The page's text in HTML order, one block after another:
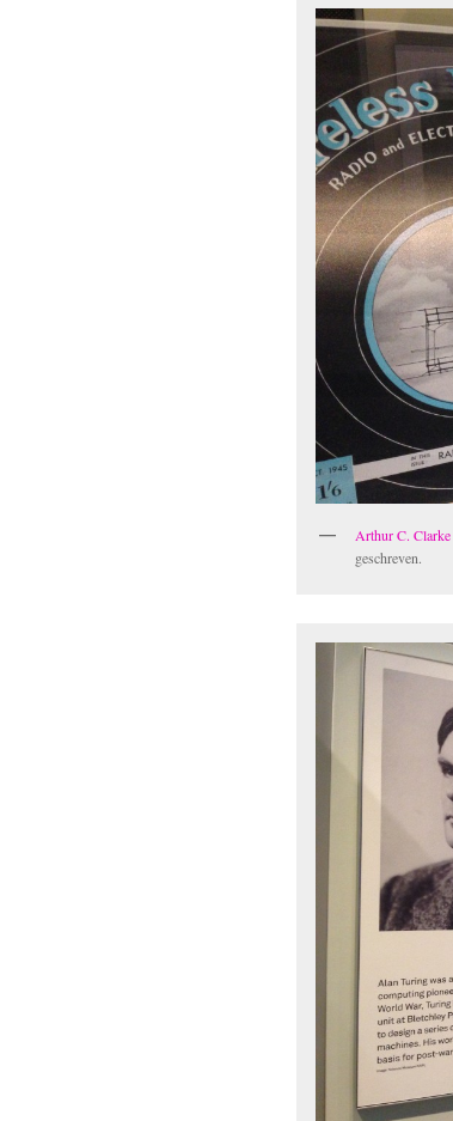
Arthur C. Clarke
geschreven.